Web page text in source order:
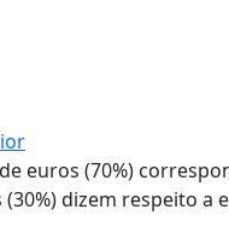
euros (70%)
dizem respeito a